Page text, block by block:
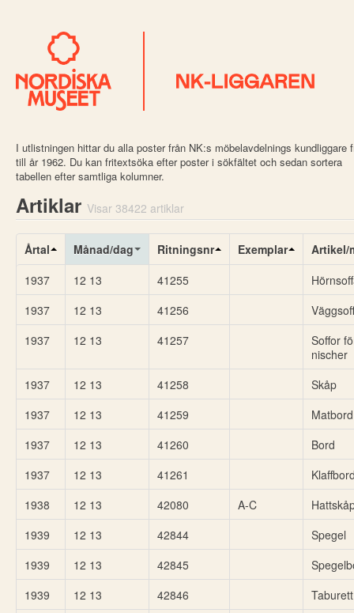
I utlistningen hittar du alla poster från NK:s möbelavdelnings kundliggare
till år 1962. Du kan fritextsöka efter poster i sökfältet och sedan sortera
tabellen efter samtliga kolumner.
Artiklar Visar 38422 artiklar
Årtal Månad/dag Ritningsnr Exemplar
Artikel/
1937
12 13 41255
1937
12 13 41256
1937
12 13 41257
Soffor
nischer
1937
12 13 41258
Skåp
1937
12 13 41259
Matbord
1937
12 13 41260
Bord
1937
12 13 41261
1938
12 13 42080 A-C
1939
12 13 42844
Spegel
1939
12 13 42845
1939
12 13 42846
Taburett